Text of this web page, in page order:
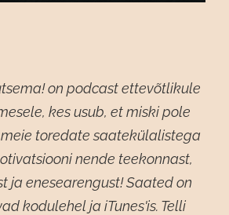
on podcast ettevõtlikule
kes usub, et miski pole
meie toredate saatekülalistega
nende teekonnast,
ja enesearengust! Saated on
kodulehel ja iTunes'is. Telli